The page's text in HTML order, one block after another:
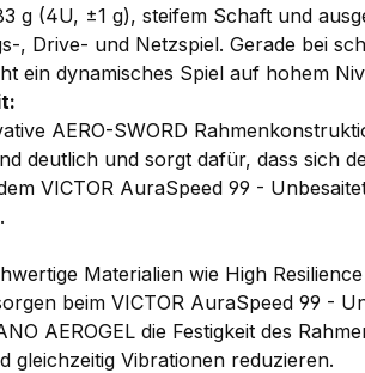
g (4U, ±1 g), steifem Schaft und
Drive- und Netzspiel. Gerade bei
ein dynamisches Spiel auf hohem
AERO-SWORD
deutlich und sorgt dafür, dass sich
VICTOR AuraSpeed 99 -
Materialien wie High
beim VICTOR AuraSpeed 99 -
AEROGEL die Festigkeit des
gleichzeitig Vibrationen reduzieren.